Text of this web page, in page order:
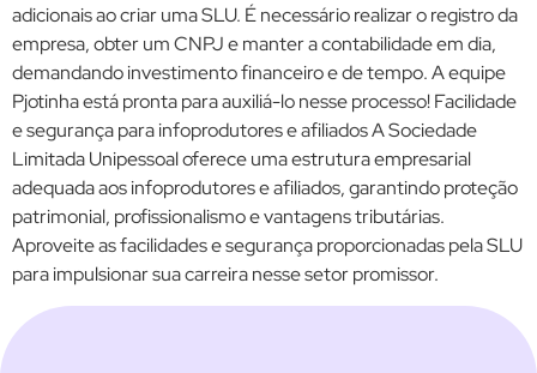
adicionais ao criar uma SLU. É necessário realizar o registro da
empresa, obter um CNPJ e manter a contabilidade em dia,
demandando investimento financeiro e de tempo. A equipe
Pjotinha está pronta para auxiliá-lo nesse processo! Facilidade
e segurança para infoprodutores e afiliados A Sociedade
Limitada Unipessoal oferece uma estrutura empresarial
adequada aos infoprodutores e afiliados, garantindo proteção
patrimonial, profissionalismo e vantagens tributárias.
Aproveite as facilidades e segurança proporcionadas pela SLU
para impulsionar sua carreira nesse setor promissor.